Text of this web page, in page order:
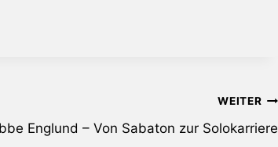
WEITER
Englund – Von Sabaton zur Solokarriere